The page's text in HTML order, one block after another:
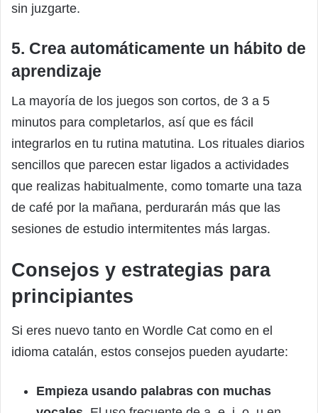
sin juzgarte.
5. Crea automáticamente un hábito de
aprendizaje
La mayoría de los juegos son cortos, de 3 a 5
minutos para completarlos, así que es fácil
integrarlos en tu rutina matutina. Los rituales diarios
sencillos que parecen estar ligados a actividades
que realizas habitualmente, como tomarte una taza
de café por la mañana, perdurarán más que las
sesiones de estudio intermitentes más largas.
Consejos y estrategias para
principiantes
Si eres nuevo tanto en Wordle Cat como en el
idioma catalán, estos consejos pueden ayudarte:
Empieza usando palabras con muchas